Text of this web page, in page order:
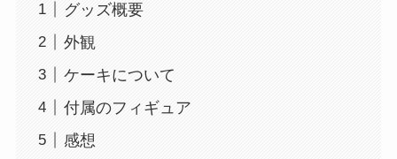
グッズ概要
外観
ケーキについて
付属のフィギュア
感想